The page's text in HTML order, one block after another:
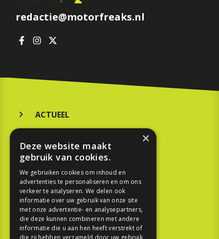
redactie@motorfreaks.nl
ACTUEEL
KOOPGIDS
TESTEN
SPORT
REPORTAGE
×
Deze website maakt
gebruik van cookies.
We gebruiken cookies om inhoud en
advertenties te personaliseren en om ons
verkeer te analyseren. We delen ook
informatie over uw gebruik van onze site
met onze advertentie- en analysepartners,
die deze kunnen combineren met andere
informatie die u aan hen heeft verstrekt of
die zij hebben verzameld door uw gebruik